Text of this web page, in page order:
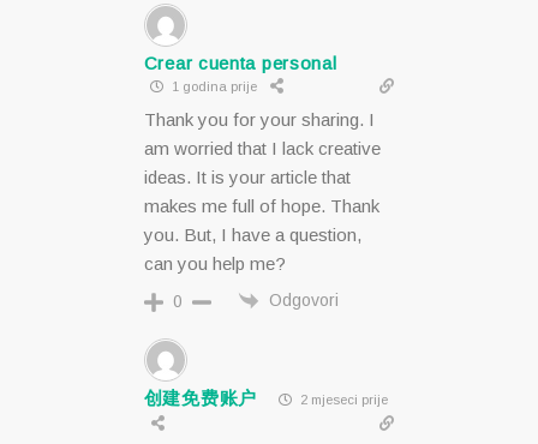
Crear cuenta personal
1 godina prije
Thank you for your sharing. I
am worried that I lack creative
ideas. It is your article that
makes me full of hope. Thank
you. But, I have a question,
can you help me?
0 Odgovori
创建免费账户 2 mjeseci prije